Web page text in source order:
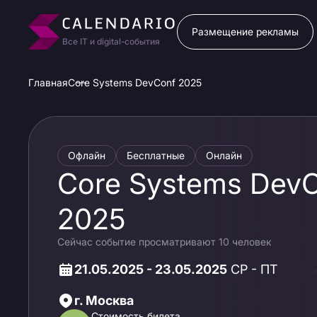
Все IT и digital-события
Размещение рекламы
ГлавнаяCore Systems DevConf 2025
Офлайн Бесплатные Онлайн
Core Systems
2025
Сейчас событие просматривают 10 человек
21.05.2025 - 23.05.2025 СР - ПТ
г. Москва